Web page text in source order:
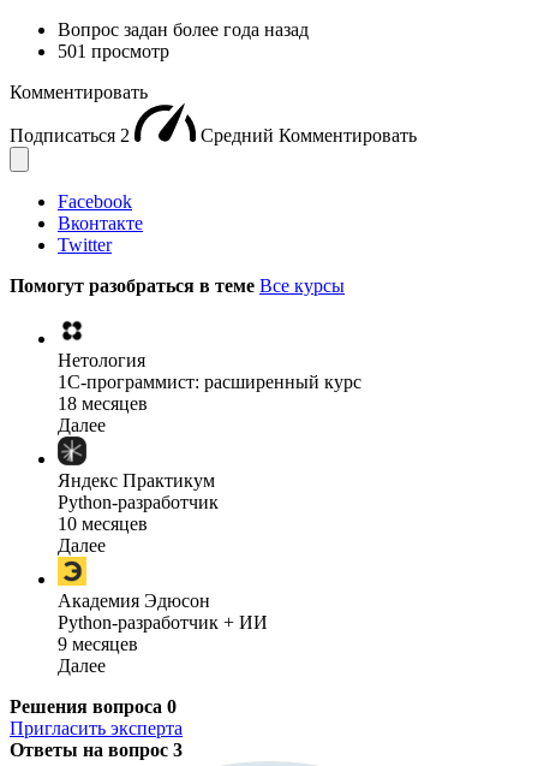
Вопрос задан более года назад
501 просмотр
Комментировать
Подписаться 2 Средний Комментировать
Facebook
Вконтакте
Twitter
Помогут разобраться в теме Все курсы
Нетология
1C-программист: расширенный курс
18 месяцев
Далее
Яндекс Практикум
Python-разработчик
10 месяцев
Далее
Академия Эдюсон
Python-разработчик + ИИ
9 месяцев
Далее
Решения вопроса 0
Пригласить эксперта
Ответы на вопрос 3